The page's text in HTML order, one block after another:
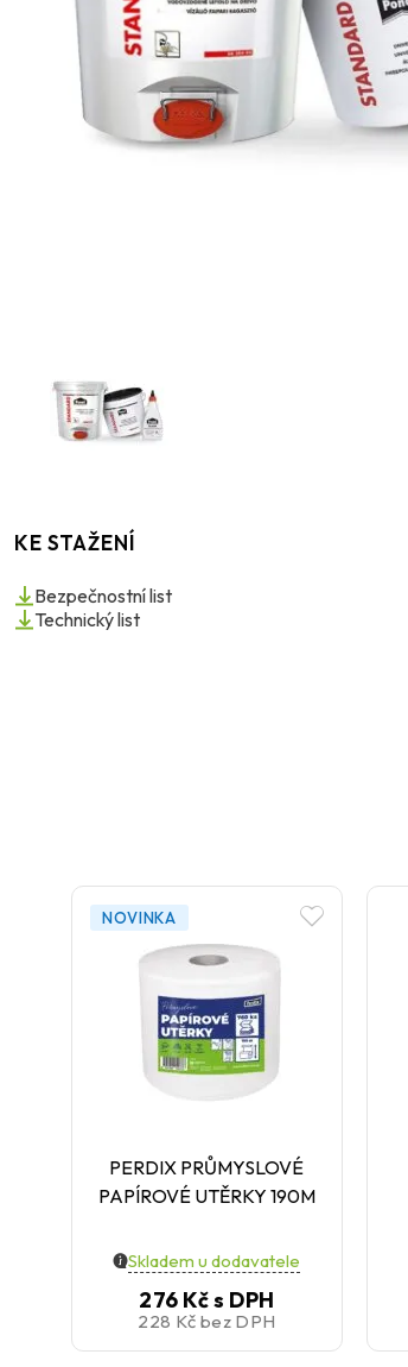
KE STAŽENÍ
Bezpečnostní list
Technický list
NOVINKA
PERDIX PRŮMYSLOVÉ
PAPÍROVÉ UTĚRKY 190M
Skladem u dodavatele
276 Kčs DPH
228 Kč bez DPH